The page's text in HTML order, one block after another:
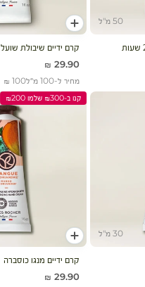
50 מ"ל
הוסף לעגלה
קרם ידיים שיבולת שועל
מחיר מבצע
29.90 ₪
מחיר ל-100 מ״ל 100 ₪
30 מ"ל
קנו ב-₪300 שלמו ₪200
הוסף לעגלה
קרם ידיים מנגו כוסברה
מחיר מבצע
29.90 ₪